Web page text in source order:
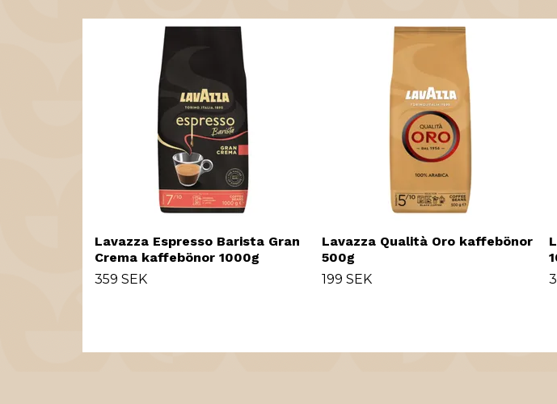
Lavazza Espresso Barista Gran
Crema kaffebönor 1000g
359 SEK
Lavazza Qualità Oro kaffebönor
500g
199 SEK